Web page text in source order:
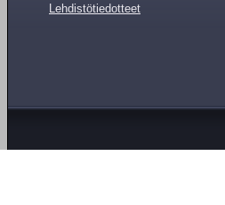
Lehdistötiedotteet